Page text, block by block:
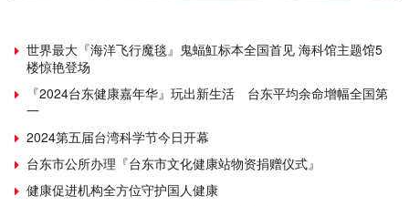
世界最大『海洋飞行魔毯』鬼蝠魟标本全国首见 海科馆主题馆5
楼惊艳登场
『2024台东健康嘉年华』玩出新生活 台东平均余命增幅全国第
一
2024第五届台湾科学节今日开幕
台东市公所办理『台东市文化健康站物资捐赠仪式』
健康促进机构全方位守护国人健康